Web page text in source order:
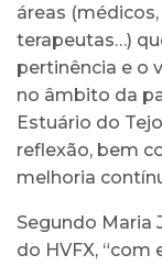
áreas
terapeutas…)
pertinência e o
no âmbito da
Estuário do
reflexão, bem
melhoria
Segundo Maria
do HVFX,